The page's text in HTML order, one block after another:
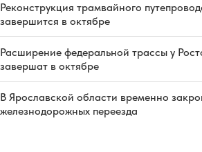
Реконструкция трамвайного
завершится в октябре
Расширение федеральной трассы у
завершат в октябре
В Ярославской области временно
железнодорожных переезда